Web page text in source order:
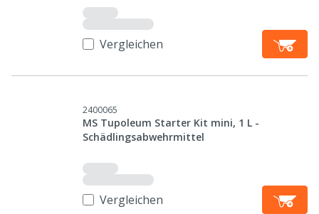
Vergleichen
2400065
MS Tupoleum Starter Kit mini, 1 L -
Schädlingsabwehrmittel
Vergleichen